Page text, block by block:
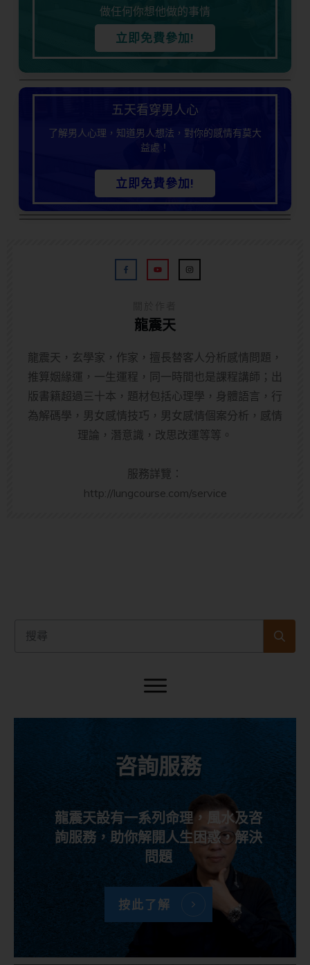
做任何你想他做的事情
立即免費參加!
五天看穿男人心
了解男人心理，知道男人想法，對你的感情有莫大
益處！
立即免費參加!
龍震天
龍震天，玄學家，作家，擅長替客人分析感情問題，
推算姻緣運，一生運程，同一時間也是課程講師；出
版書籍超過三十本，題材包括心理學，身體語言，行
為解碼學，男女感情技巧，男女感情個案分析，感情
理論，潛意識，改思改運等等。
服務詳覽：
http://lungcourse.com/service
咨詢服務
龍震天設有一系列命理，風水及咨
詢服務，助你解開人生困惑，解決
問題
按此了解